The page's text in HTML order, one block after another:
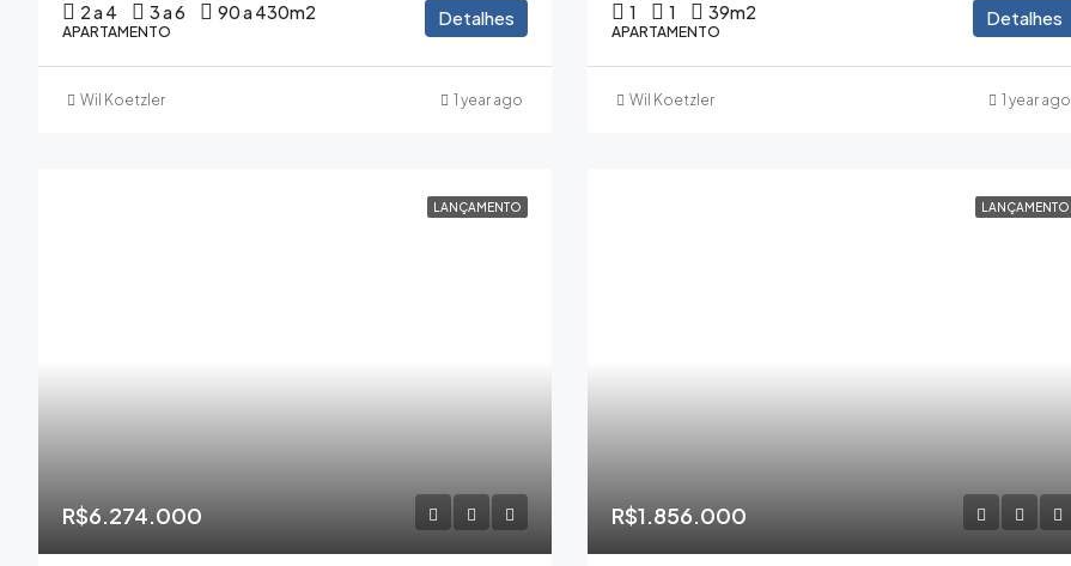
2 a 4 3 a 6 90 a 430m2
APARTAMENTO
Detalhes
Wil Koetzler 1 year ago
1 1 39m2
APARTAMENTO
Detalhes
Wil Koetzler 1 year ago
LANÇAMENTO
R$6.274.000
LANÇAMENTO
R$1.856.000